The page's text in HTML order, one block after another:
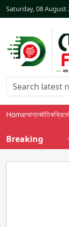
Saturday, 08 August
Homeআন্তর্জাতিক
Breaking